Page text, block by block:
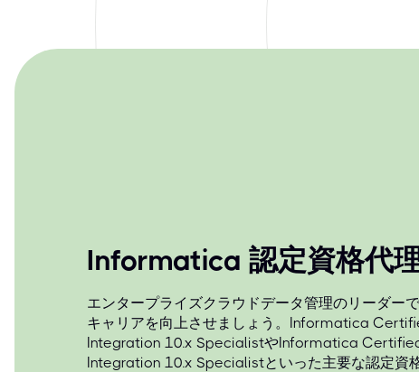
Informatica 認定資格代
エンタープライズクラウドデータ管理のリーダー
キャリアを向上させましょう。Informatica
Integration 10.x SpecialistやInformatica
Integration 10.x Specialistといった主要な認定資